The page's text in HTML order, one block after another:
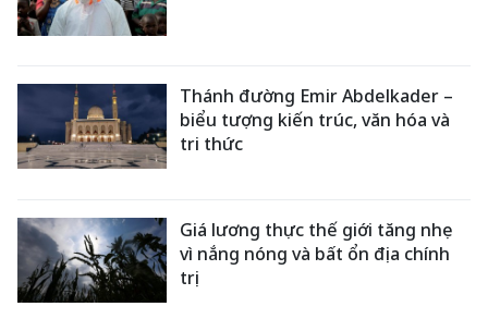
Thánh đường Emir Abdelkader –
biểu tượng kiến trúc, văn hóa và
tri thức
Giá lương thực thế giới tăng nhẹ
vì nắng nóng và bất ổn địa chính
trị